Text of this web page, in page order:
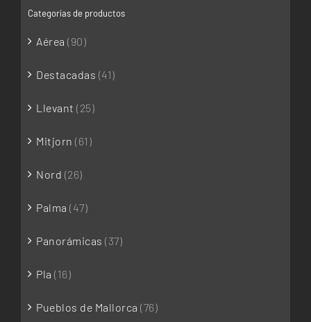
Categorías de productos
Aérea (90)
Destacadas (41)
Llevant (25)
Mitjorn (61)
Nord (26)
Palma (47)
Panorámicas (37)
Pla (16)
Pueblos de Mallorca (76)